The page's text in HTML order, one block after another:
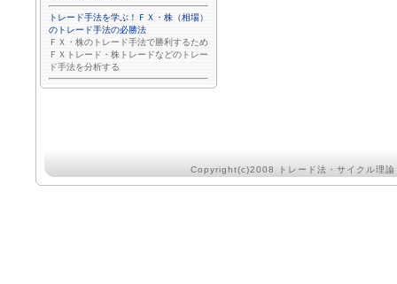
トレード手法を学ぶ！ＦＸ・株（相場）
のトレード手法の必勝法
ＦＸ・株のトレード手法で勝利するため
ＦＸトレード・株トレードなどのトレー
ド手法を分析する
Copyright(c)2008 トレード法・サイクル理